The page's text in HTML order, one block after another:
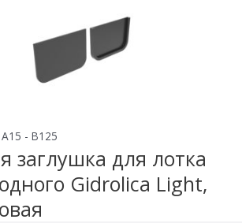
A15 - B125
заглушка для лотка
Gidrolica Light,